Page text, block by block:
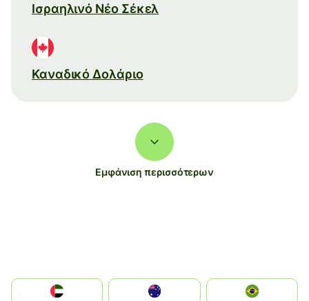
Ισραηλινό Νέο Σέκελ
Καναδικό Δολάριο
Εμφάνιση περισσότερων
الإمارات العربية المتحدة